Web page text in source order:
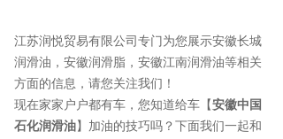
江苏润悦贸易有限公司专门为您展示安徽长城
润滑油 ，安徽润滑脂，安徽江南润滑油等相关
方面的信息，请您关注我们！
现在家家户户都有车，您知道给车【安徽中国
石化润滑油】加油的技巧吗？下面我们一起和